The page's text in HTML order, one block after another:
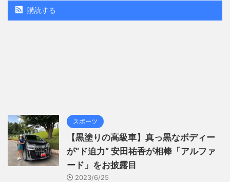
購読する
スポーツ
【黒塗りの高級車】真っ黒なボディー
が“ド迫力” 安田祐香が相棒「アルファ
ード」をお披露目
2023/6/25